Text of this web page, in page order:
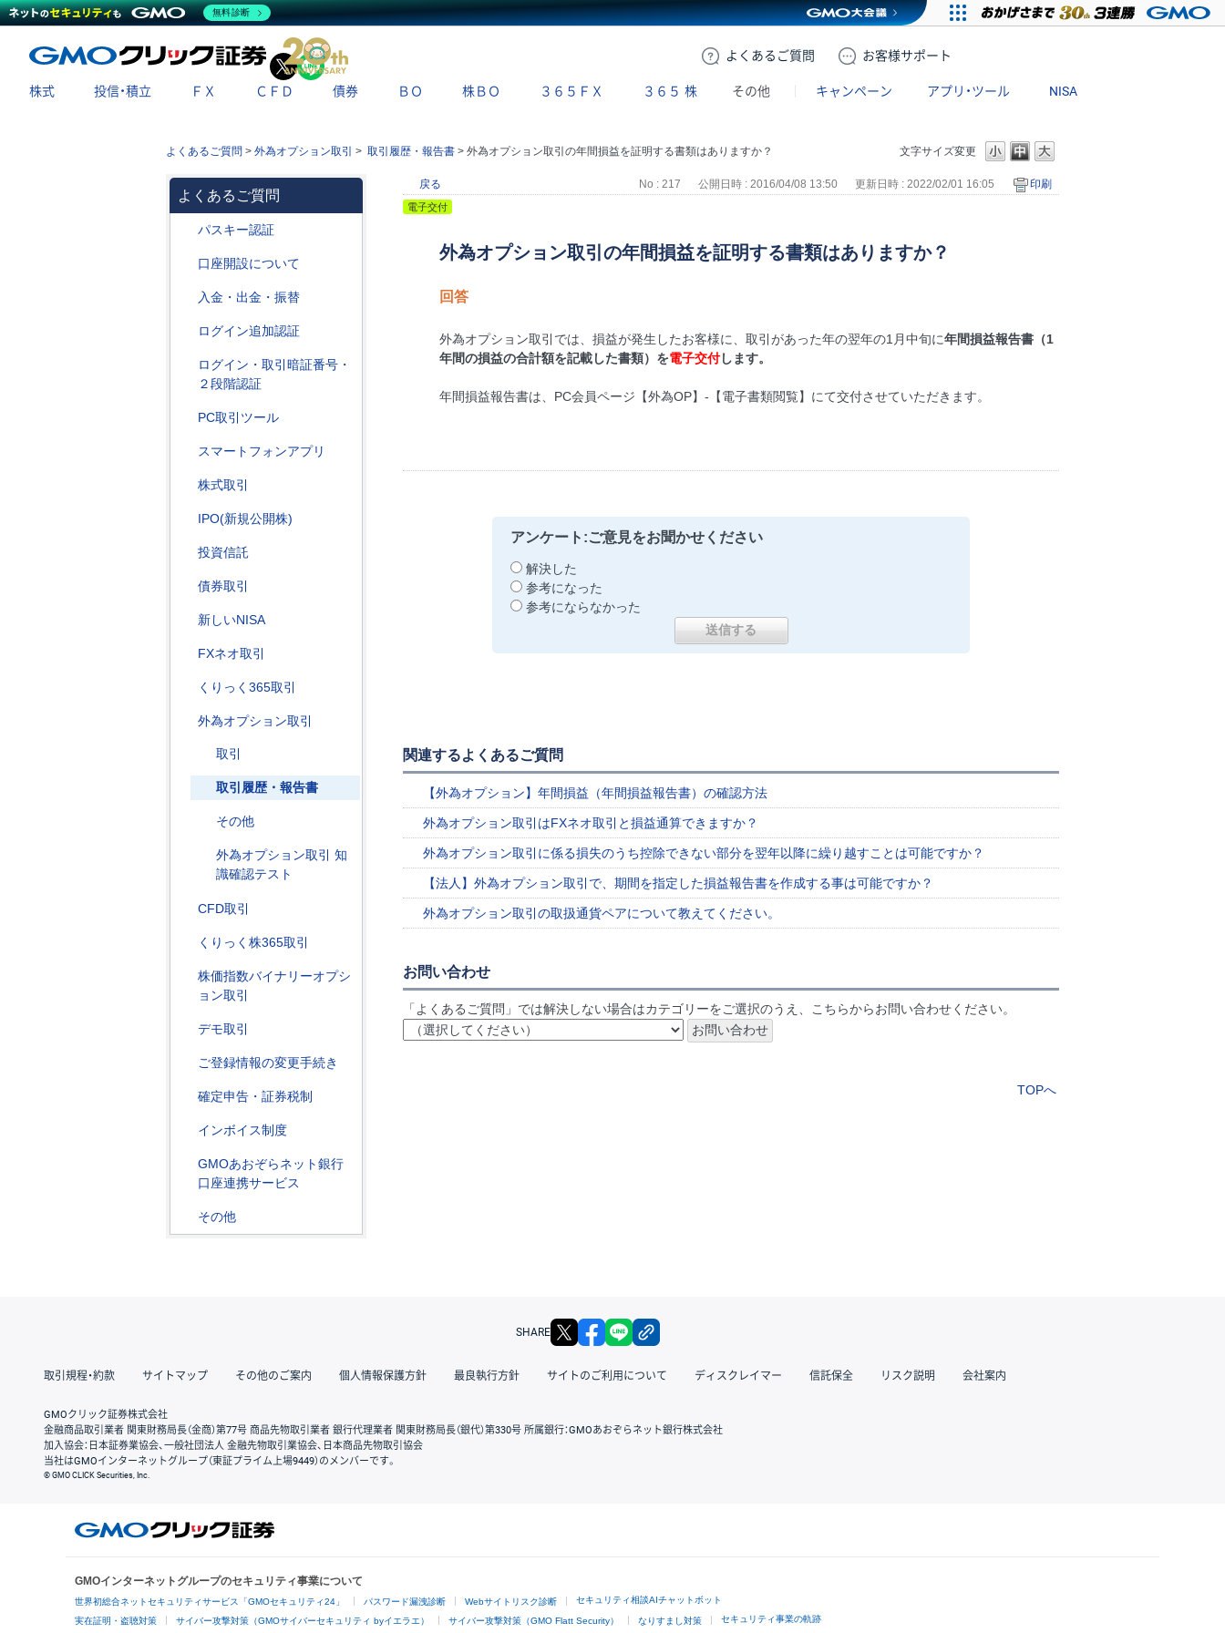
よくある ご質問 お客様サポート
X
株式 投信・積立 ＦＸ ＣＦＤ 債券 ＢＯ 株ＢＯ ３６５ＦＸ ３６５ 株 その他 キャンペーン アプリ・ツール NISA
文字サイズ変更
よくあるご質問 > 外為オプション取引 > 取引履歴・報告書 > 外為オプション取引の年間損益を証明する書類はありますか？
よくあるご質問
パスキー認証
口座開設について
入金・出金・振替
ログイン追加認証
ログイン・取引暗証番号・
２段階認証
PC取引ツール
スマートフォンアプリ
株式取引
IPO(新規公開株)
投資信託
債券取引
新しいNISA
FXネオ取引
くりっく365取引
外為オプション取引
取引
取引履歴・報告書
その他
外為オプション取引 知
識確認テスト
CFD取引
くりっく株365取引
株価指数バイナリーオプシ
ョン取引
デモ取引
ご登録情報の変更手続き
確定申告・証券税制
インボイス制度
GMOあおぞらネット銀行
口座連携サービス
その他
戻る No : 217 公開日時 : 2016/04/08 13:50 更新日時 : 2022/02/01 16:05 印刷
電子交付
外為オプション取引の年間損益を証明する書類はありますか？
回答
外為オプション取引では、損益が発生したお客様に、取引があった年の翌年の1月中旬に年間損益報告書（1
年間の損益の合計額を記載した書類）を電子交付します。
年間損益報告書は、PC会員ページ【外為OP】-【電子書類閲覧】にて交付させていただきます。
アンケート:ご意見をお聞かせください
解決した
参考になった
参考にならなかった
関連するよくあるご質問
【外為オプション】年間損益（年間損益報告書）の確認方法
外為オプション取引はFXネオ取引と損益通算できますか？
外為オプション取引に係る損失のうち控除できない部分を翌年以降に繰り越すことは可能ですか？
【法人】外為オプション取引で、期間を指定した損益報告書を作成する事は可能ですか？
外為オプション取引の取扱通貨ペアについて教えてください。
お問い合わせ
「よくあるご質問」では解決しない場合はカテゴリーをご選択のうえ、こちらからお問い合わせください。
TOPへ
SHARE X facebook
取引規程・約款 サイトマップ その他のご案内 個人情報保護方針 最良執行方針 サイトのご利用について ディスクレイマー 信託保全 リスク説明 会社案内
GMOクリック証券株式会社
金融商品取引業者 関東財務局長（金商）第77号 商品先物取引業者 銀行代理業者 関東財務局長（銀代）第330号 所属銀行：GMOあおぞらネット銀行株式会社
加入協会：日本証券業協会、一般社団法人 金融先物取引業協会、日本商品先物取引協会
当社はGMOインターネットグループ（東証プライム上場9449）のメンバーです。
© GMO CLICK Securities, Inc.
GMOインターネットグループのセキュリティ事業について
世界初総合ネットセキュリティサービス「GMOセキュリティ24」 パスワード漏洩診断 Webサイトリスク診断 セキュリティ相談AIチャットボット
実在証明・盗聴対策 サイバー攻撃対策（GMOサイバーセキュリティ byイエラエ） サイバー攻撃対策（GMO Flatt Security） なりすまし対策 セキュリティ事業の軌跡
無料診断